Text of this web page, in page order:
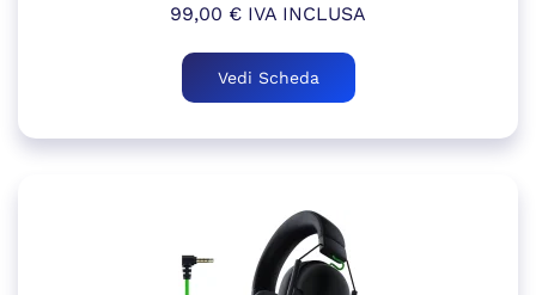
99,00 € IVA INCLUSA
Vedi Scheda